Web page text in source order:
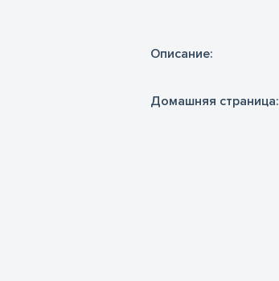
Oписание:
Домашняя страница: